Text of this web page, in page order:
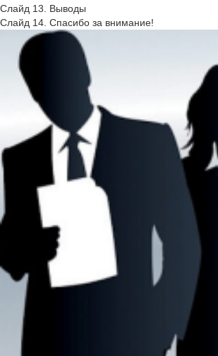
Слайд 13. Выводы
Слайд 14. Спасибо за внимание!